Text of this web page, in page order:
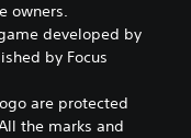
owners.
developed by
by Focus
are protected
the marks and